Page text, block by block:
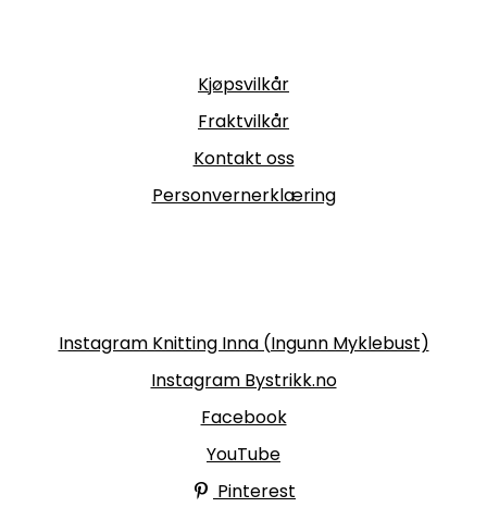
Kjøpsvilkår
Fraktvilkår
Kontakt oss
Personvernerklæring
Instagram Knitting Inna (Ingunn Myklebust)
Instagram Bystrikk.no
Facebook
YouTube
Pinterest